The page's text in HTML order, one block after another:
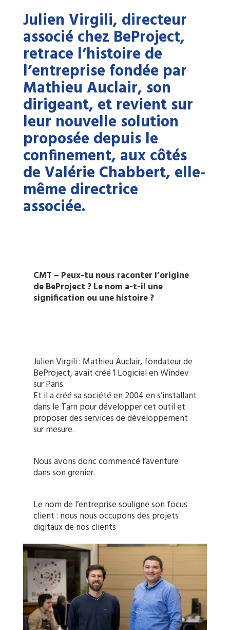
Julien Virgili, directeur
associé chez BeProject,
retrace l’histoire de
l’entreprise fondée par
Mathieu Auclair, son
dirigeant, et revient sur
leur nouvelle solution
proposée depuis le
confinement, aux côtés
de Valérie Chabbert, elle-
même directrice
associée.
CMT – Peux-tu nous raconter l’origine
de BeProject ? Le nom a-t-il une
signification ou une histoire ?
Julien Virgili : Mathieu Auclair, fondateur de
BeProject, avait créé 1 Logiciel en Windev
sur Paris.
Et il a créé sa société en 2004 en s’installant
dans le Tarn pour développer cet outil et
proposer des services de développement
sur mesure.
Nous avons donc commencé l’aventure
dans son grenier.
Le nom de l’entreprise souligne son focus
client : nous nous occupons des projets
digitaux de nos clients